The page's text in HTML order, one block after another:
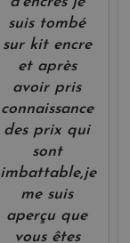
suis tombé
sur kit encre
et après
avoir pris
connaissance
des prix qui
sont
imbattable,je
me suis
aperçu que
vous êtes